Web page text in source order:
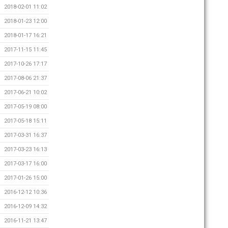
2018-02-01 11:02
2018-01-23 12:00
2018-01-17 16:21
2017-11-15 11:45
2017-10-26 17:17
2017-08-06 21:37
2017-06-21 10:02
2017-05-19 08:00
2017-05-18 15:11
2017-03-31 16:37
2017-03-23 16:13
2017-03-17 16:00
2017-01-26 15:00
2016-12-12 10:36
2016-12-09 14:32
2016-11-21 13:47